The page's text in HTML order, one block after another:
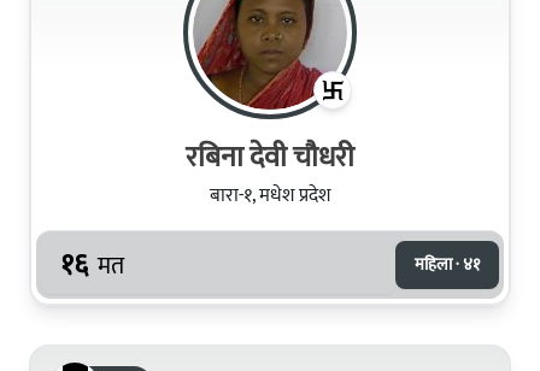
रबिना देवी चौधरी
बारा-१, मधेश प्रदेश
१६ मत महिला · ४१